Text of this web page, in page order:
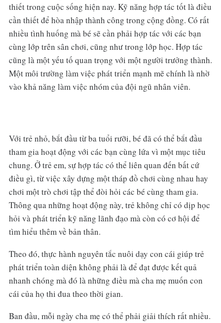
thiết trong cuộc sống hiện nay. Kỹ năng hợp tác tốt là điều
cần thiết để hòa nhập thành công trong cộng đồng. Có rất
nhiều tình huống mà bé sẽ cần phải hợp tác với các bạn
cùng lớp trên sân chơi, cũng như trong lớp học. Hợp tác
cũng là một yếu tố quan trọng với một người trưởng thành.
Một môi trường làm việc phát triển mạnh mẽ chính là nhờ
vào khả năng làm việc nhóm của đội ngũ nhân viên.
Với trẻ nhỏ, bắt đầu từ ba tuổi rưỡi, bé đã có thể bắt đầu
tham gia hoạt động với các bạn cùng lứa vì một mục tiêu
chung. Ở trẻ em, sự hợp tác có thể liên quan đến bất cứ
điều gì, từ việc xây dựng một tháp đồ chơi cùng nhau hay
chơi một trò chơi tập thể đòi hỏi các bé cùng tham gia.
Thông qua những hoạt động này, trẻ không chỉ có dịp học
hỏi và phát triển kỹ năng lãnh đạo mà còn có cơ hội để
tìm hiểu thêm về bản thân.
Theo đó, thực hành nguyên tắc nuôi dạy con cái giúp trẻ
phát triển toàn diện không phải là để đạt được kết quả
nhanh chóng mà đó là những điều mà cha mẹ muốn con
cái của họ thi đua theo thời gian.
Ban đầu, mỗi ngày cha mẹ có thể phải giải thích rất nhiều.